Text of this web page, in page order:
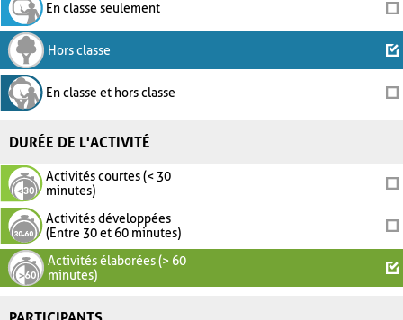
En classe seulement
Hors classe
En classe et hors classe
DURÉE DE L'ACTIVITÉ
Activités courtes (< 30
minutes)
Activités développées
(Entre 30 et 60 minutes)
Activités élaborées (> 60
minutes)